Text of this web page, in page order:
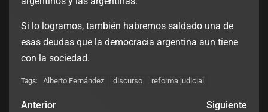
Si lo logramos, también habremos saldado una de
esas deudas que la democracia argentina aun tiene
con la sociedad.
Tags: Alberto Fernández discurso reforma judicial
Anterior
Siguiente